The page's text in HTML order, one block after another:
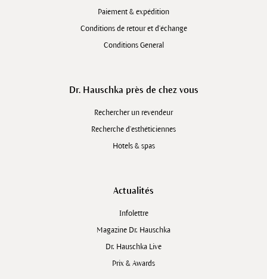
Paiement & expédition
Conditions de retour et d'échange
Conditions General
Dr. Hauschka près de chez vous
Rechercher un revendeur
Recherche d’esthéticiennes
Hôtels & spas
Actualités
Infolettre
Magazine Dr. Hauschka
Dr. Hauschka Live
Prix & Awards